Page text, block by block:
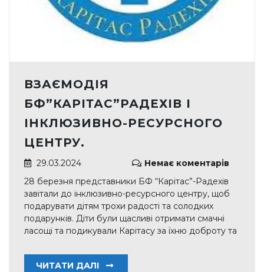
ВЗАЄМОДІЯ
БФ”КАРІТАС”РАДЕХІВ І
ІНКЛЮЗИВНО-РЕСУРСНОГО
ЦЕНТРУ.
29.03.2024
Немає коментарів
28 березня представники БФ “Карітас”-Радехів
завітали до інклюзивно-ресурсного центру, щоб
подарувати дітям трохи радості та солодких
подарунків. Діти були щасливі отримати смачні
ласощі та подикували Карітасу за їхню доброту та
ЧИТАТИ ДАЛІ